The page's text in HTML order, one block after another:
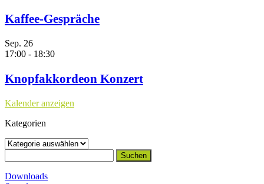
Kaffee-Gespräche
Sep. 26
17:00 - 18:30
Knopfakkordeon Konzert
Kalender anzeigen
Kategorien
Kategorien
nach:
Downloads